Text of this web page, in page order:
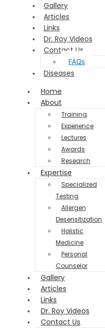
Gallery
Articles
Links
Dr. Roy Videos
Contact Us
FAQs
Diseases
Home
About
Training
Experience
Lectures
Awards
Research
Expertise
Specialized
Testing
Allergen
Desensitization
Holistic
Medicine
Personal
Counselor
Gallery
Articles
Links
Dr. Roy Videos
Contact Us